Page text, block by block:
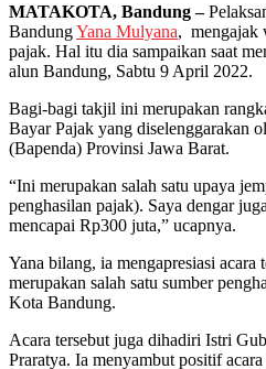
MATAKOTA, Bandung –
BandungYana Mulyana, mengajak
pajak. Hal itu dia sampaikan saat
alun Bandung, Sabtu 9 April 2022.
Bagi-bagi takjil ini merupakan
Bayar Pajak yang diselenggarakan
(Bapenda) Provinsi Jawa Barat.
“Ini merupakan salah satu upaya
penghasilan pajak). Saya dengar
mencapai Rp300 juta,” ucapnya.
Yana bilang, ia mengapresiasi acara
merupakan salah satu sumber
Kota Bandung.
Acara tersebut juga dihadiri Istri
Praratya. Ia menyambut positif